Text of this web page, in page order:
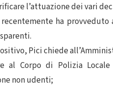
l’attuazione dei vari
recentemente ha
Pici chiede
al Corpo di Polizia
non udenti;